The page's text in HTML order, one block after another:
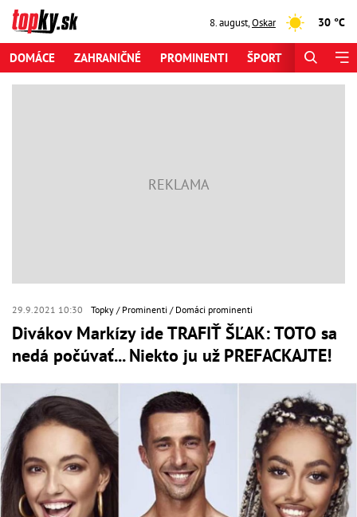
8. august,Oskar 30 °C
DOMÁCE ZAHRANIČNÉ PROMINENTI ŠPORT
29.9.2021 10:30 Topky Prominenti Domáci prominenti
Divákov Markízy ide TRAFIŤ ŠĽAK: TOTO sa
nedá počúvať... Niekto ju už PREFACKAJTE!